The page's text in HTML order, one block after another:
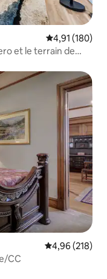
Évaluation
4,91 (180)
et le terrain de
Évaluation
4,96 (218)
CC